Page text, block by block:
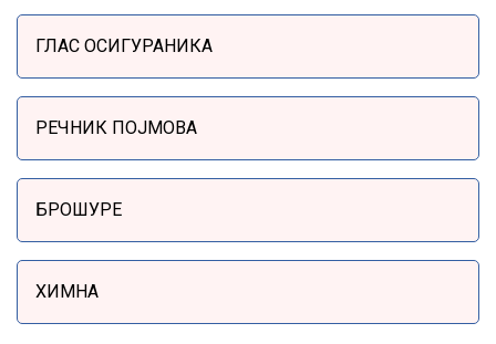
ГЛАС ОСИГУРАНИКА
РЕЧНИК ПОЈМОВА
БРОШУРЕ
ХИМНА